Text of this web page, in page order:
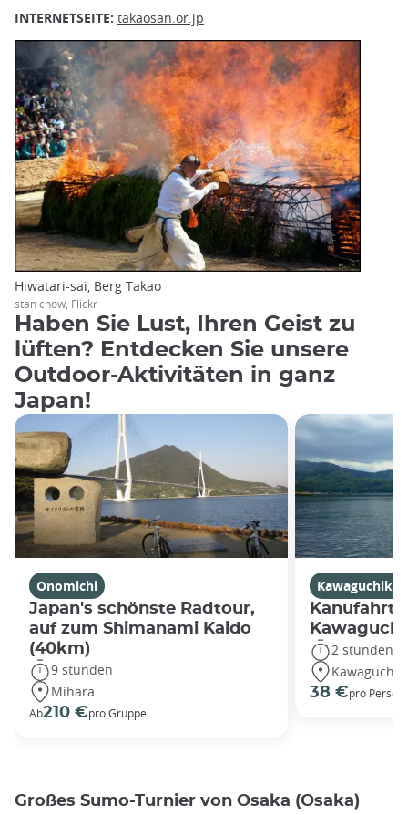
INTERNETSEITE: takaosan.or.jp
Hiwatari-sai, Berg Takao
stan chow, Flickr
Haben Sie Lust, Ihren Geist zu
lüften? Entdecken Sie unsere
Outdoor-Aktivitäten in ganz
Japan!
Onomichi
Japan's schönste Radtour,
auf zum Shimanami Kaido
(40km)
9 stunden
Mihara
Ab210 €pro Gruppe
Kawaguchiko
Kanufahrt
2 stunden
38 €pro Person
Großes Sumo-Turnier von Osaka (Osaka)